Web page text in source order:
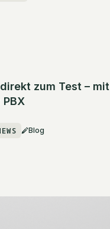
zum Test – mit
Blog